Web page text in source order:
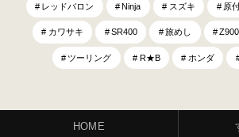
レッドバロン Ninja スズキ 原
カワサキ SR400 旅めし
ツーリング R★B ホンダ
HOME